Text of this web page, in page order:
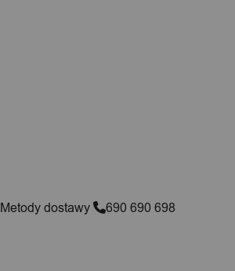
Metody dostawy 690 690 698